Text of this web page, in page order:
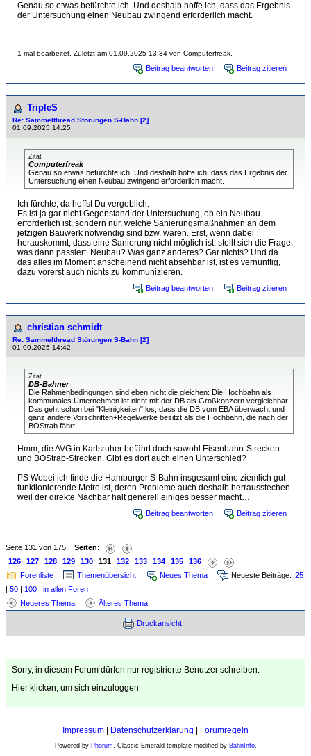
Genau so etwas befürchte ich. Und deshalb hoffe ich, dass das Ergebnis
der Untersuchung einen Neubau zwingend erforderlich macht.
1 mal bearbeitet. Zuletzt am 01.09.2025 13:34 von Computerfreak.
Beitrag beantworten Beitrag zitieren
TripleS
Re: Sammelthread Störungen S-Bahn [2]
01.09.2025 14:25
Zitat
Computerfreak
Genau so etwas befürchte ich. Und deshalb hoffe ich, dass das Ergebnis der
Untersuchung einen Neubau zwingend erforderlich macht.
Ich fürchte, da hoffst Du vergeblich.
Es ist ja gar nicht Gegenstand der Untersuchung, ob ein Neubau
erforderlich ist, sondern nur, welche Sanierungsmaßnahmen an dem
jetzigen Bauwerk notwendig sind bzw. wären. Erst, wenn dabei
herauskommt, dass eine Sanierung nicht möglich ist, stellt sich die Frage,
was dann passiert. Neubau? Was ganz anderes? Gar nichts? Und da
das alles im Moment anscheinend nicht absehbar ist, ist es vernünftig,
dazu vorerst auch nichts zu kommunizieren.
Beitrag beantworten Beitrag zitieren
christian schmidt
Re: Sammelthread Störungen S-Bahn [2]
01.09.2025 14:42
Zitat
DB-Bahner
Die Rahmenbedingungen sind eben nicht die gleichen: Die Hochbahn als
kommunales Unternehmen ist nicht mit der DB als Großkonzern vergleichbar.
Das geht schon bei "Kleinigkeiten" los, dass die DB vom EBA überwacht und
ganz andere Vorschriften+Regelwerke besitzt als die Hochbahn, die nach der
BOStrab fährt.
Hmm, die AVG in Karlsruher befährt doch sowohl Eisenbahn-Strecken
und BOStrab-Strecken. Gibt es dort auch einen Unterschied?
PS Wobei ich finde die Hamburger S-Bahn insgesamt eine ziemlich gut
funktionierende Metro ist, deren Probleme auch deshalb herrausstechen
weil der direkte Nachbar halt generell einiges besser macht…
Beitrag beantworten Beitrag zitieren
Seite 131 von 175 Seiten:
126
127 128 129 130 131 132 133 134 135
136
Forenliste
Themenübersicht Neues Thema Neueste Beiträge: 25
| 50 | 100 | in allen Foren
Neueres Thema
Älteres Thema
Druckansicht
Sorry, in diesem Forum dürfen nur registrierte Benutzer schreiben.
Hier klicken, um sich einzuloggen
Impressum Datenschutzerklärung Forumregeln
Powered by Phorum. Classic Emerald template modified by BahnInfo.